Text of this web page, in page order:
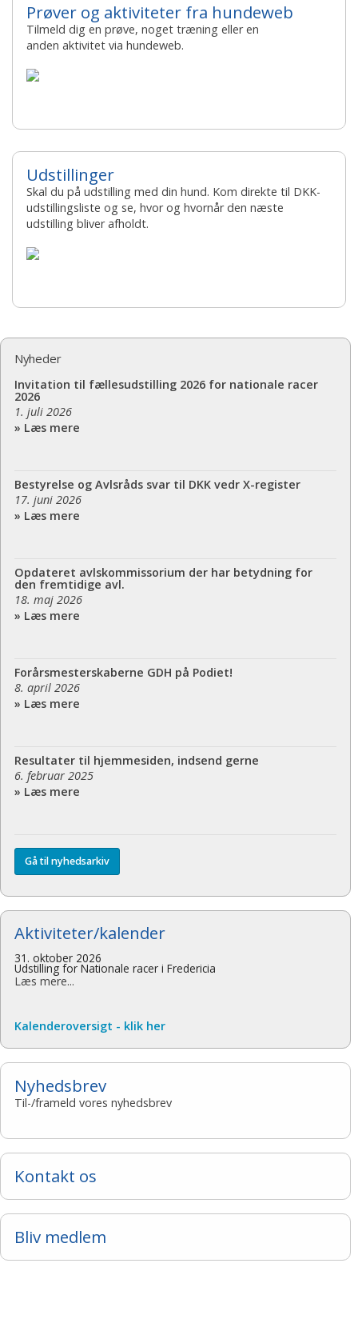
Prøver og aktiviteter fra hundeweb
Tilmeld dig en prøve, noget træning eller en
anden aktivitet via hundeweb.
Udstillinger
Skal du på udstilling med din hund. Kom direkte til DKK-
udstillingsliste og se, hvor og hvornår den næste
udstilling bliver afholdt.
Nyheder
Invitation til fællesudstilling 2026 for nationale racer
2026
1. juli 2026
» Læs mere
Bestyrelse og Avlsråds svar til DKK vedr X-register
17. juni 2026
» Læs mere
Opdateret avlskommissorium der har betydning for
den fremtidige avl.
18. maj 2026
» Læs mere
Forårsmesterskaberne GDH på Podiet!
8. april 2026
» Læs mere
Resultater til hjemmesiden, indsend gerne
6. februar 2025
» Læs mere
Gå til nyhedsarkiv
Aktiviteter/kalender
31. oktober 2026
Udstilling for Nationale racer i Fredericia
Læs mere...
Kalenderoversigt - klik her
Nyhedsbrev
Til-/frameld vores nyhedsbrev
Kontakt os
Bliv medlem